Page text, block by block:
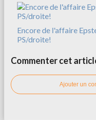
Encore de l'affaire
PS/droite!
Commenter cet
Ajouter un